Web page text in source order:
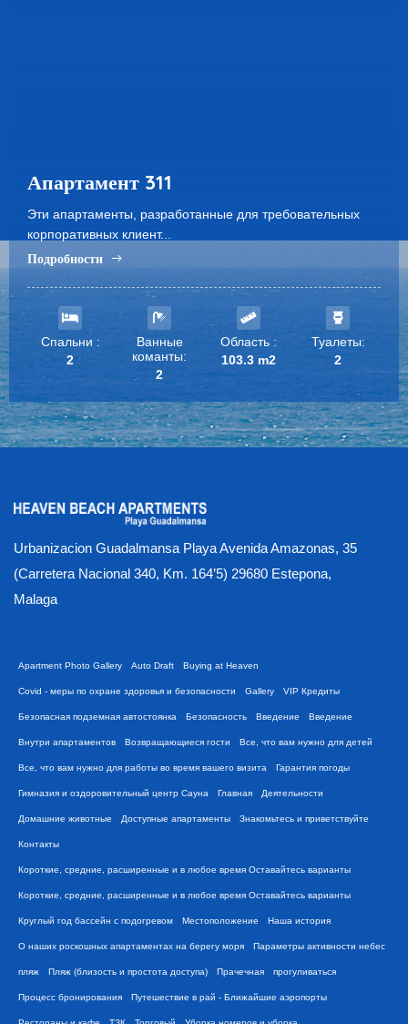
Апартамент 311
Эти апартаменты, разработанные для требовательных
корпоративных клиент...
Подробности
Спальни :
2
Ванные
команты:
2
Область :
103.3 m2
Туалеты:
2
Urbanizacion Guadalmansa Playa Avenida Amazonas, 35
(Carretera Nacional 340, Km. 164’5) 29680 Estepona,
Malaga
Apartment Photo Gallery Auto Draft Buying at Heaven
Covid - меры по охране здоровья и безопасности Gallery VIP Кредиты
Безопасная подземная автостоянка Безопасность Введение Введение
Внутри апартаментов Возвращающиеся гости Все, что вам нужно для детей
Все, что вам нужно для работы во время вашего визита Гарантия погоды
Гимназия и оздоровительный центр Сауна Главная Деятельности
Домашние животные Доступные апартаменты Знакомьтесь и приветствуйте
Контакты
Короткие, средние, расширенные и в любое время Оставайтесь варианты
Короткие, средние, расширенные и в любое время Оставайтесь варианты
Круглый год бассейн с подогревом Местоположение Наша история
О наших роскошных апартаментах на берегу моря Параметры активности небес
пляж Пляж (близость и простота доступа) Прачечная прогуливаться
Процесс бронирования Путешествие в рай - Ближайшие аэропорты